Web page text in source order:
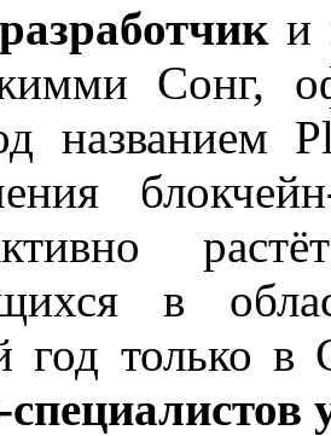
и
Сонг,
названием
в
год только